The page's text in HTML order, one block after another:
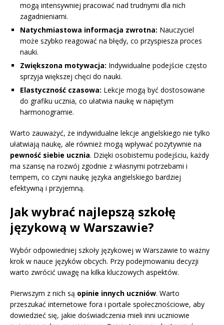
mogą intensywniej pracować nad trudnymi dla nich
zagadnieniami.
Natychmiastowa informacja zwrotna: Nauczyciel
może szybko reagować na błędy, co przyspiesza proces
nauki.
Zwiększona motywacja: Indywidualne podejście często
sprzyja większej chęci do nauki.
Elastyczność czasowa: Lekcje mogą być dostosowane
do grafiku ucznia, co ułatwia naukę w napiętym
harmonogramie.
Warto zauważyć, że indywidualne lekcje angielskiego nie tylko
ułatwiają naukę, ale również mogą wpływać pozytywnie na
pewność siebie ucznia. Dzięki osobistemu podejściu, każdy
ma szansę na rozwój zgodnie z własnymi potrzebami i
tempem, co czyni naukę języka angielskiego bardziej
efektywną i przyjemną.
Jak wybrać najlepszą szkołę
językową w Warszawie?
Wybór odpowiedniej szkoły językowej w Warszawie to ważny
krok w nauce języków obcych. Przy podejmowaniu decyzji
warto zwrócić uwagę na kilka kluczowych aspektów.
Pierwszym z nich są opinie innych uczniów. Warto
przeszukać internetowe fora i portale społecznościowe, aby
dowiedzieć się, jakie doświadczenia mieli inni uczniowie